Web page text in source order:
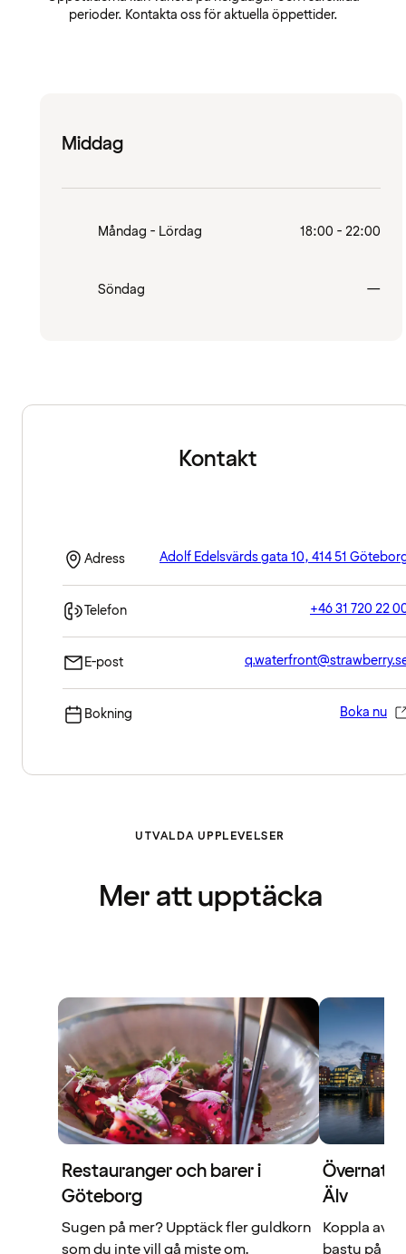
perioder. Kontakta oss för aktuella öppettider.
Middag
Måndag - Lördag 18:00 - 22:00
Söndag —
Kontakt
Adress Adolf Edelsvärds gata 10, 414 51
Telefon +46 31 720 22
E-post
Bokning Boka nu
UTVALDA UPPLEVELSER
Mer att upptäcka
Restauranger och barer i
Göteborg
Sugen på mer? Upptäck fler guldkorn
som du inte vill gå miste om.
Älv
Koppla av
bastu på